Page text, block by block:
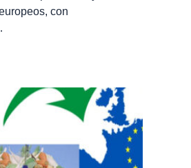
con